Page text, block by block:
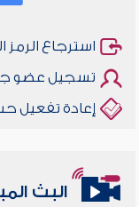
استرجاع الرمز
تسجيل عضو
إعادة تفعيل
البث